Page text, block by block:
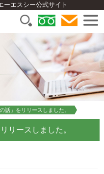
ーエスシー公式サイト
話」をリリースしました。
リースしました。